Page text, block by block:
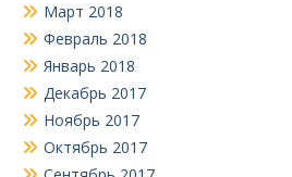
Март 2018
Февраль 2018
Январь 2018
Декабрь 2017
Ноябрь 2017
Октябрь 2017